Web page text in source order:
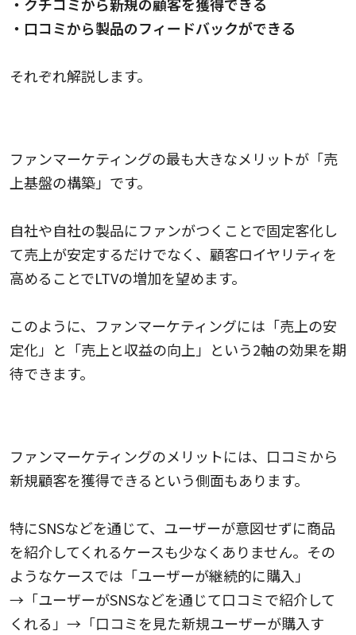
・口コミから製品のフィードバックができる
それぞれ解説します。
ファンマーケティングの最も大きなメリットが「売
上基盤の構築」です。
自社や自社の製品にファンがつくことで固定客化し
て売上が安定するだけでなく、顧客ロイヤリティを
高めることでLTVの増加を望めます。
このように、ファンマーケティングには「売上の安
定化」と「売上と収益の向上」という2軸の効果を期
待できます。
ファンマーケティングのメリットには、口コミから
新規顧客を獲得できるという側面もあります。
特にSNSなどを通じて、ユーザーが意図せずに商品
を紹介してくれるケースも少なくありません。その
ようなケースでは「ユーザーが継続的に購入」
→「ユーザーがSNSなどを通じて口コミで紹介して
くれる」→「口コミを見た新規ユーザーが購入す